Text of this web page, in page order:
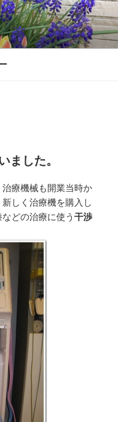
ました。
療機械も開業当時か
しく治療機を購入し
どの治療に使う 干渉